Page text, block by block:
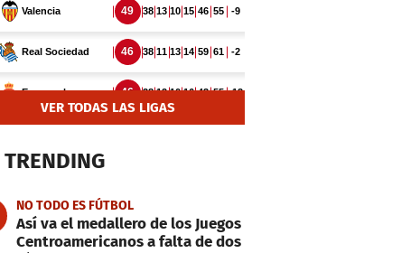
VER TODAS LAS LIGAS
TRENDING
NO TODO ES FÚTBOL
Así va el medallero de los Juegos
Centroamericanos a falta de dos